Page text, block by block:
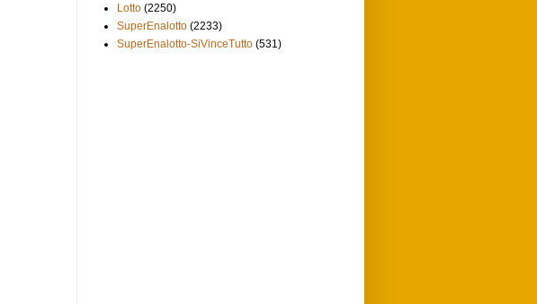
Lotto (2250)
SuperEnalotto (2233)
SuperEnalotto-SiVinceTutto (531)